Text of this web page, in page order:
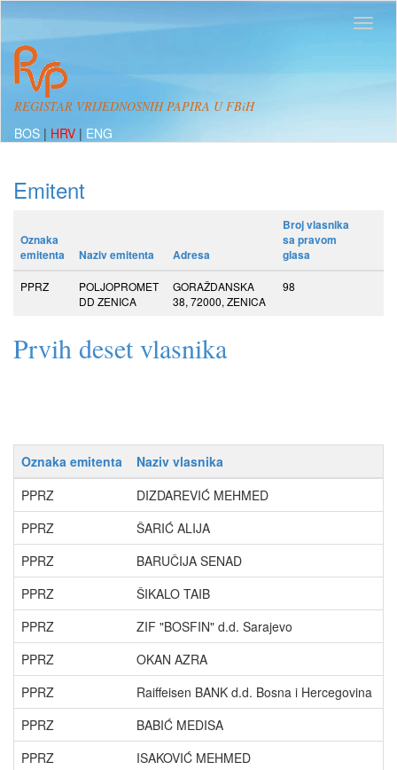
REGISTAR VRIJEDNOSNIH PAPIRA U FBiH
BOS | HRV | ENG
Emitent
Oznaka
emitenta
Naziv emitenta Adresa
Broj vlasnika
sa pravom
glasa
PPRZ
POLJOPROMET
DD ZENICA
GORAŽDANSKA
38, 72000, ZENICA
98
Prvih deset vlasnika
Oznaka emitenta Naziv vlasnika
PPRZ
DIZDAREVIĆ MEHMED
PPRZ
ŠARIĆ ALIJA
PPRZ
BARUČIJA SENAD
PPRZ
ŠIKALO TAIB
PPRZ
ZIF "BOSFIN" d.d. Sarajevo
PPRZ
OKAN AZRA
PPRZ
Raiffeisen BANK d.d. Bosna i Hercegovina
PPRZ
BABIĆ MEDISA
PPRZ
ISAKOVIĆ MEHMED